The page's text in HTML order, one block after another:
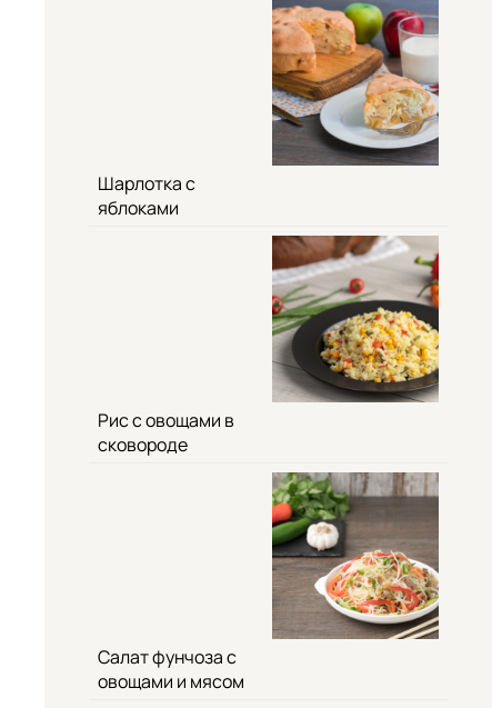
Шарлотка с
яблоками
Рис с овощами в
сковороде
Салат фунчоза с
овощами и мясом